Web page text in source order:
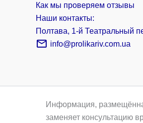
Как мы проверяем отзывы
Наши контакты:
Полтава, 1-й Театральный
info@prolikariv.com.ua
Информация,
заменяет консультацию